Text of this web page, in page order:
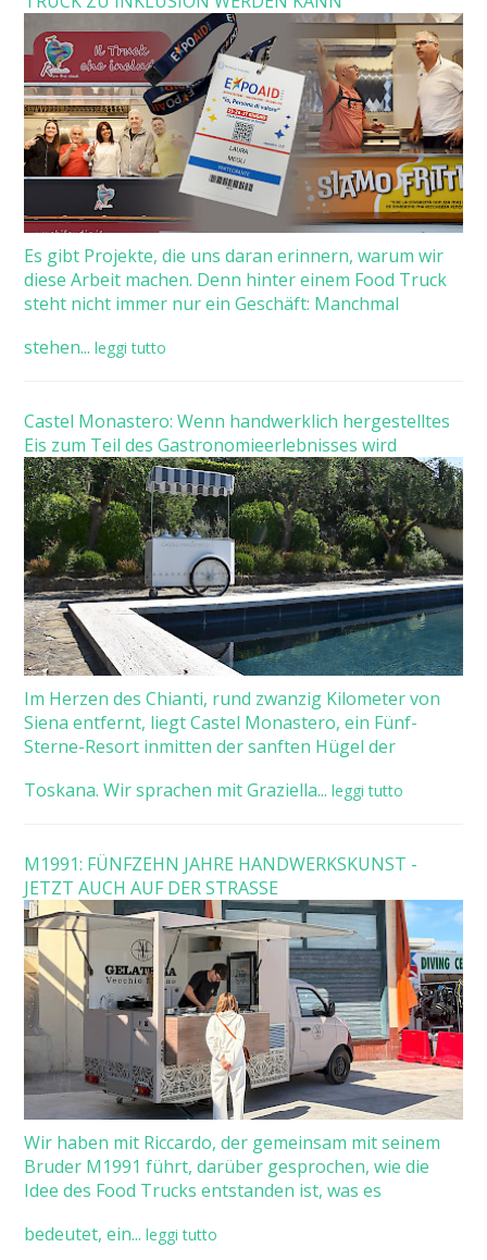
Es gibt Projekte, die uns daran erinnern, warum wir
diese Arbeit machen. Denn hinter einem Food Truck
steht nicht immer nur ein Geschäft: Manchmal
stehen... leggi tutto
Castel Monastero: Wenn handwerklich hergestelltes
Eis zum Teil des Gastronomieerlebnisses wird
Im Herzen des Chianti, rund zwanzig Kilometer von
Siena entfernt, liegt Castel Monastero, ein Fünf-
Sterne-Resort inmitten der sanften Hügel der
Toskana. Wir sprachen mit Graziella... leggi tutto
M1991: FÜNFZEHN JAHRE HANDWERKSKUNST -
JETZT AUCH AUF DER STRASSE
Wir haben mit Riccardo, der gemeinsam mit seinem
Bruder M1991 führt, darüber gesprochen, wie die
Idee des Food Trucks entstanden ist, was es
bedeutet, ein... leggi tutto